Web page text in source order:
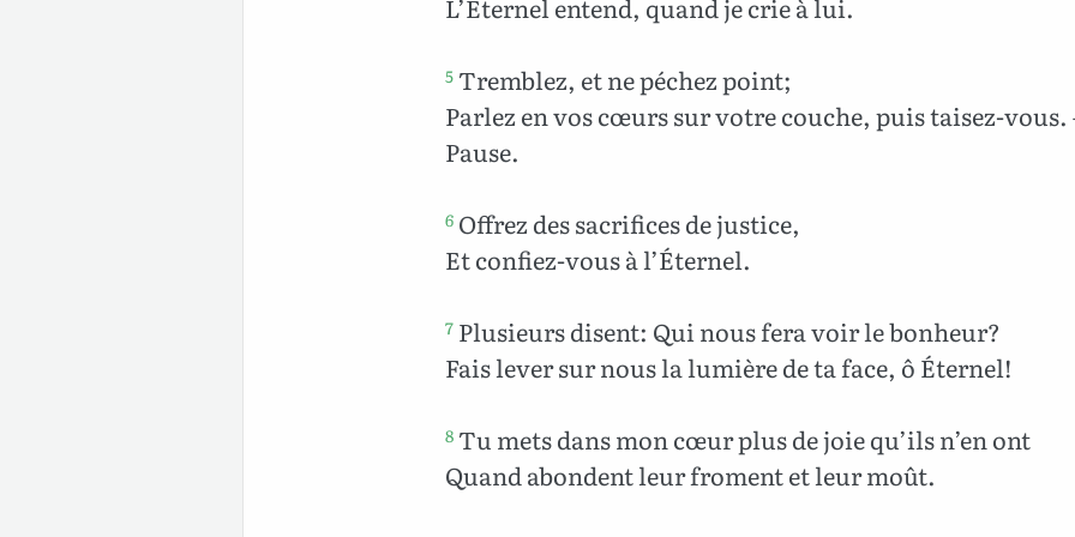
L’Éternel entend, quand je crie à lui.
5 Tremblez, et ne péchez point;
Parlez en vos cœurs sur votre couche, puis taisez-
Pause.
6 Offrez des sacrifices de justice,
Et confiez-vous à l’Éternel.
7 Plusieurs disent: Qui nous fera voir le bonheur?
Fais lever sur nous la lumière de ta face, ô Éternel!
8 Tu mets dans mon cœur plus de joie qu’ils n’en ont
Quand abondent leur froment et leur moût.